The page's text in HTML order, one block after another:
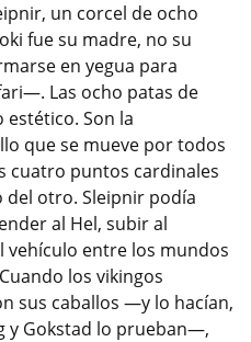
un corcel de ocho
fue su madre, no su
en yegua para
Las ocho patas de
Son la
que se mueve por todos
cuatro puntos cardinales
del otro. Sleipnir podía
al Hel, subir al
vehículo entre los mundos
los vikingos
sus caballos —y lo hacían,
y Gokstad lo prueban—,